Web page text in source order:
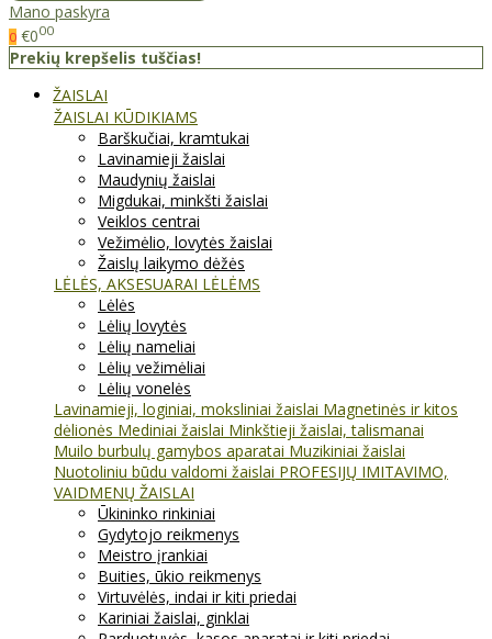
Mano paskyra
0 €000
Prekių krepšelis tuščias!
ŽAISLAI
ŽAISLAI KŪDIKIAMS
Barškučiai, kramtukai
Lavinamieji žaislai
Maudynių žaislai
Migdukai, minkšti žaislai
Veiklos centrai
Vežimėlio, lovytės žaislai
Žaislų laikymo dėžės
LĖLĖS, AKSESUARAI LĖLĖMS
Lėlės
Lėlių lovytės
Lėlių nameliai
Lėlių vežimėliai
Lėlių vonelės
Lavinamieji, loginiai, moksliniai žaislai Magnetinės ir kitos
dėlionės Mediniai žaislai Minkštieji žaislai, talismanai
Muilo burbulų gamybos aparatai Muzikiniai žaislai
Nuotoliniu būdu valdomi žaislai PROFESIJŲ IMITAVIMO,
VAIDMENŲ ŽAISLAI
Ūkininko rinkiniai
Gydytojo reikmenys
Meistro įrankiai
Buities, ūkio reikmenys
Virtuvėlės, indai ir kiti priedai
Kariniai žaislai, ginklai